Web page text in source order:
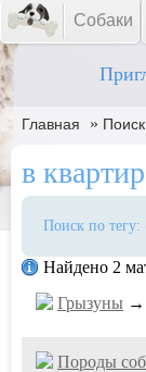
Собаки
Главная »
в
Поиск по тегу:
Найдено 2
Грызуны →
Породы